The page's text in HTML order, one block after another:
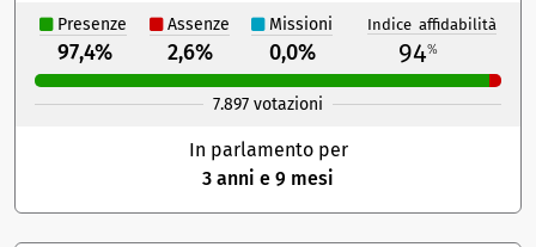
Presenze Assenze Missioni Indice affidabilità
97,4% 2,6% 0,0% 94%
7.897 votazioni
In parlamento per
3 anni e 9 mesi